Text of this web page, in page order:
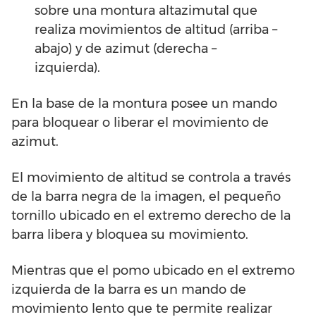
sobre una montura altazimutal que
realiza movimientos de altitud (arriba –
abajo) y de azimut (derecha –
izquierda).
En la base de la montura posee un mando
para bloquear o liberar el movimiento de
azimut.
El movimiento de altitud se controla a través
de la barra negra de la imagen, el pequeño
tornillo ubicado en el extremo derecho de la
barra libera y bloquea su movimiento.
Mientras que el pomo ubicado en el extremo
izquierda de la barra es un mando de
movimiento lento que te permite realizar